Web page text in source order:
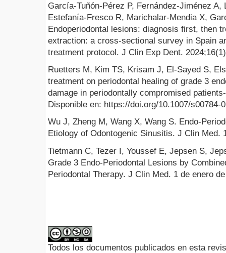
García-Tuñón-Pérez P, Fernández-Jiménez
Estefanía-Fresco R, Marichalar-Mendia X,
Endoperiodontal lesions: diagnosis first, then
extraction: a cross-sectional survey in Spain
treatment protocol. J Clin Exp Dent.
Ruetters M, Kim TS, Krisam J, El-Sayed S,
treatment on periodontal healing of grade 3
damage in periodontally compromised
Disponible en: https://doi.org/10.1007/s00784-
Wu J, Zheng M, Wang X, Wang S. Endo-
Etiology of Odontogenic Sinusitis. J Clin Med.
Tietmann C, Tezer I, Youssef E, Jepsen S,
Grade 3 Endo-Periodontal Lesions by
Periodontal Therapy. J Clin Med. 1 de enero
Todos los documentos publicados en esta